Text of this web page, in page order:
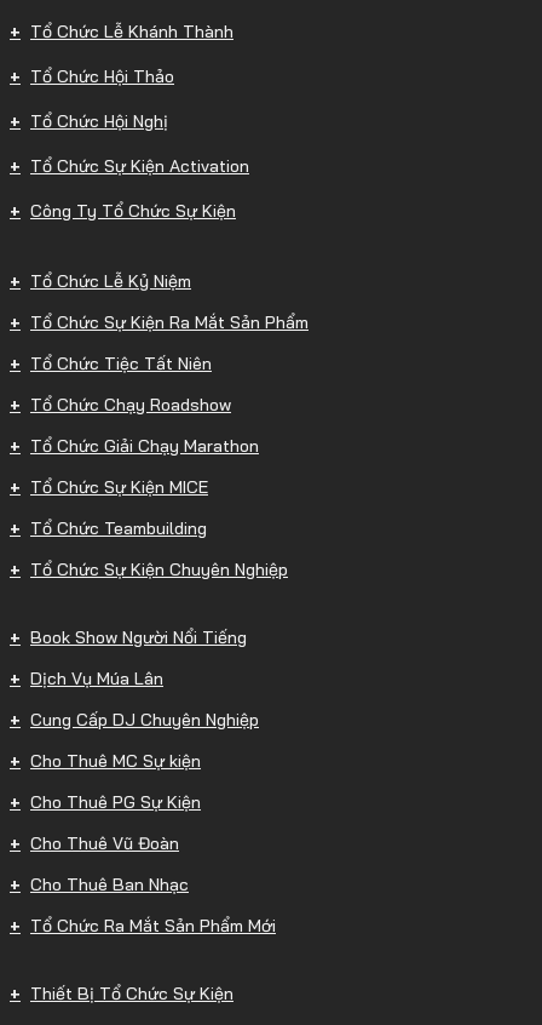
Tổ Chức Lễ Khánh Thành
Tổ Chức Hội Thảo
Tổ Chức Hội Nghị
Tổ Chức Sự Kiện Activation
Công Ty Tổ Chức Sự Kiện
Tổ Chức Lễ Kỷ Niệm
Tổ Chức Sự Kiện Ra Mắt Sản Phẩm
Tổ Chức Tiệc Tất Niên
Tổ Chức Chạy Roadshow
Tổ Chức Giải Chạy Marathon
Tổ Chức Sự Kiện MICE
Tổ Chức Teambuilding
Tổ Chức Sự Kiện Chuyên Nghiệp
Book Show Người Nổi Tiếng
Dịch Vụ Múa Lân
Cung Cấp DJ Chuyên Nghiệp
Cho Thuê MC Sự kiện
Cho Thuê PG Sự Kiện
Cho Thuê Vũ Đoàn
Cho Thuê Ban Nhạc
Tổ Chức Ra Mắt Sản Phẩm Mới
Thiết Bị Tổ Chức Sự Kiện